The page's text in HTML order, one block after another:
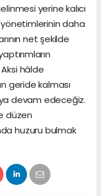
yerine kalıcı
daha
net şekilde
hâlde
geride kalması
devam edeceğiz.
düzen
huzuru bulmak